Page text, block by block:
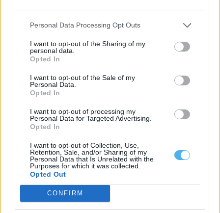
Personal Data Processing Opt Outs
I want to opt-out of the Sharing of my
personal data.
Opted In
I want to opt-out of the Sale of my
Personal Data.
Opted In
I want to opt-out of processing my
Personal Data for Targeted Advertising.
Opted In
I want to opt-out of Collection, Use,
Retention, Sale, and/or Sharing of my
Personal Data that Is Unrelated with the
Purposes for which it was collected.
Opted Out
CONFIRM
detido em Reguengos de Monsaraz
Um homem de 31 anos foi detido pela PSP em Reguengos de
Monsaraz em...
6 Agosto, 2026 - 11:33